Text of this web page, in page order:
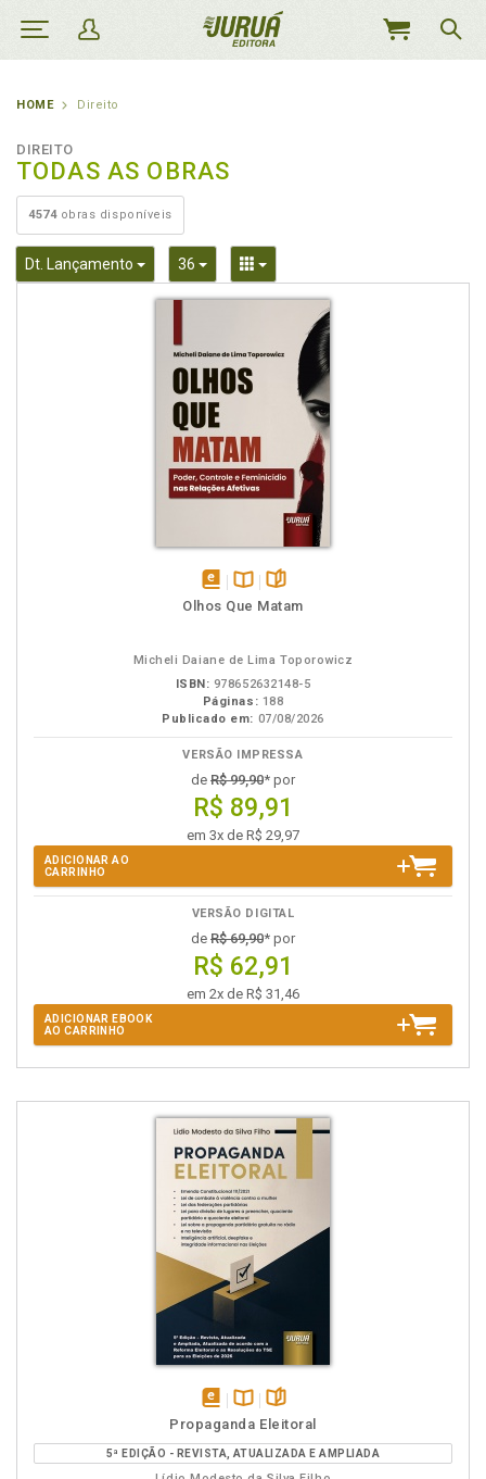
MEU
HOME Direito
DIREITO
TODAS AS OBRAS
4574obras disponíveis
Dt. Lançamento Toggle Dropdown
36 Toggle DropdownToggle Dropdown
disponívelDisponível
páginas
Olhos Que Matam
Micheli Daiane de Lima Toporowicz
ISBN: 978652632148-5
Páginas: 188
Publicado em: 07/08/2026
VERSÃO IMPRESSA
de R$ 99,90* por
R$ 89,91
em 3x de R$ 29,97
ADICIONAR AO
CARRINHO
VERSÃO DIGITAL
de R$ 69,90* por
R$ 62,91
em 2x de R$ 31,46
ADICIONAR EBOOK
AO CARRINHO
disponível
em
eBook
Disponível
na
B.V.
páginas
Propaganda Eleitoral
5ª EDIÇÃO - REVISTA, ATUALIZADA E AMPLIADA